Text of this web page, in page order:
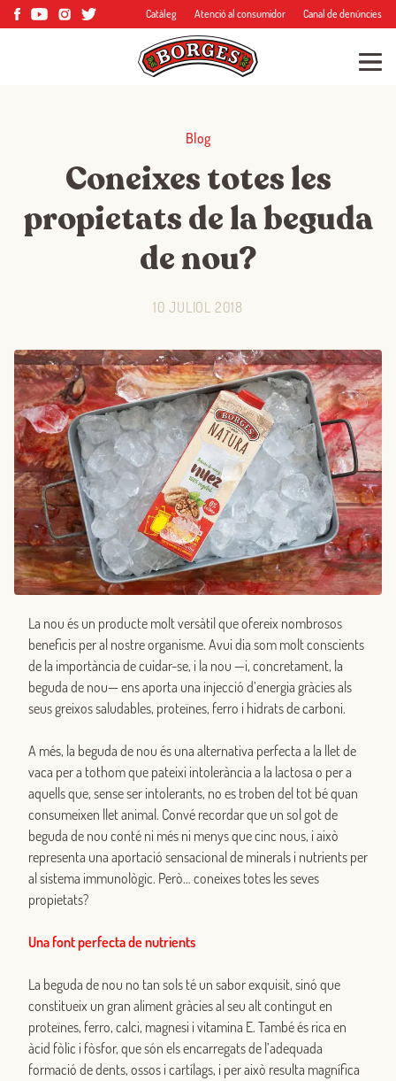
Catàleg Atenció al consumidor Canal de denúncies
Blog
Coneixes totes les
propietats de la beguda
de nou?
10 JULIOL 2018
La nou és un producte molt versàtil que ofereix nombrosos
beneficis per al nostre organisme. Avui dia som molt conscients
de la importància de cuidar-se, i la nou —i, concretament, la
beguda de nou— ens aporta una injecció d’energia gràcies als
seus greixos saludables, proteïnes, ferro i hidrats de carboni.
A més, la beguda de nou és una alternativa perfecta a la llet de
vaca per a tothom que pateixi intolerància a la lactosa o per a
aquells que, sense ser intolerants, no es troben del tot bé quan
consumeixen llet animal. Convé recordar que un sol got de
beguda de nou conté ni més ni menys que cinc nous, i això
representa una aportació sensacional de minerals i nutrients per
al sistema immunològic. Però… coneixes totes les seves
propietats?
Una font perfecta de nutrients
La beguda de nou no tan sols té un sabor exquisit, sinó que
constitueix un gran aliment gràcies al seu alt contingut en
proteïnes, ferro, calci, magnesi i vitamina E. També és rica en
àcid fòlic i fòsfor, que són els encarregats de l’adequada
formació de dents, ossos i cartílags, i per això resulta magnífica